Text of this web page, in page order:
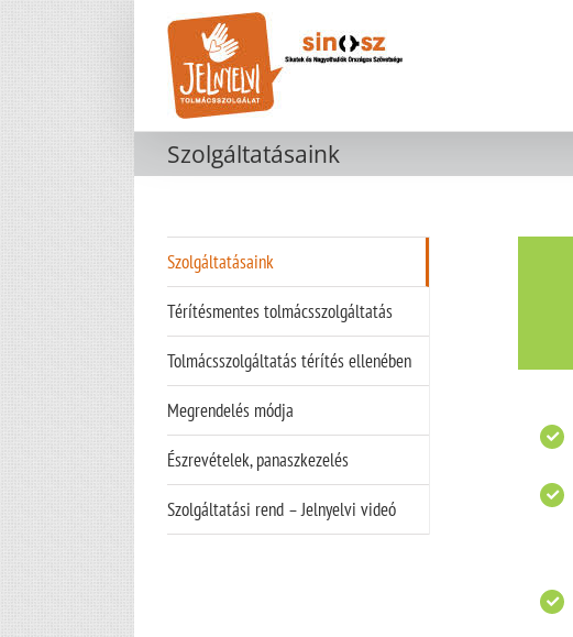
Szolgáltatásaink
Szolgáltatásaink
Térítésmentes tolmácsszolgáltatás
Tolmácsszolgáltatás térítés ellenében
Megrendelés módja
Észrevételek, panaszkezelés
Szolgáltatási rend – Jelnyelvi videó